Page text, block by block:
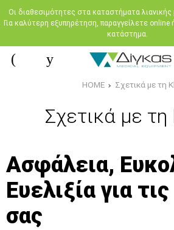
Oι διαθεσιμότητες στα καταστήματα λιανικής
Για καλύτερη εξυπηρέτηση, παραγγείλετε online
κατάστημα.
HOME Σχετικά με τη
Σχετικά με
Ασφάλεια,
Ευελιξία για
σας